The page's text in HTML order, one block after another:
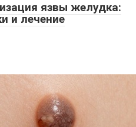
язвы желудка:
и лечение